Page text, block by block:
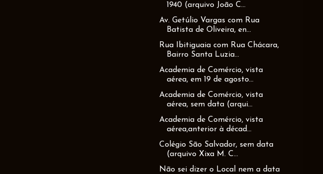
1940 (arquivo João C...
Av. Getúlio Vargas com Rua
Batista de Oliveira, en...
Rua Ibitiguaia com Rua Chácara,
Bairro Santa Luzia...
Academia de Comércio, vista
aérea, em 19 de agosto...
Academia de Comércio, vista
aérea, sem data (arqui...
Academia de Comércio, vista
aérea,anterior à décad...
Colégio São Salvador, sem data
(arquivo Xixa M. C...
Não sei dizer o Local nem a data